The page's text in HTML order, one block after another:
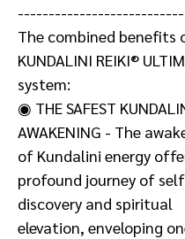
The combined benefits
KUNDALINI REIKI®
system:
◉ THE SAFEST
AWAKENING - The
of Kundalini energy
profound journey of
discovery and spiritual
elevation, enveloping